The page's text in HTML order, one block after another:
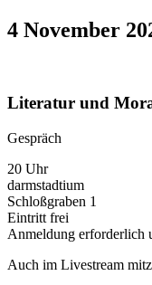
4 November
Literatur und
Gespräch
20 Uhr
darmstadtium
Schloßgraben 1
Eintritt frei
Anmeldung erforderlich
Auch im Livestream